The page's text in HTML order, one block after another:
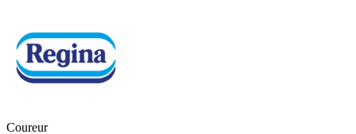
Coureur